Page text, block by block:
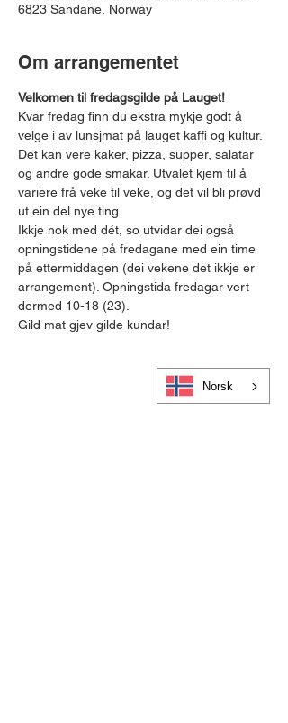
6823 Sandane, Norway
Om arrangementet
Velkomen til fredagsgilde på Lauget!
Kvar fredag finn du ekstra mykje godt å
velge i av lunsjmat på lauget kaffi og kultur.
Det kan vere kaker, pizza, supper, salatar
og andre gode smakar. Utvalet kjem til å
variere frå veke til veke, og det vil bli prøvd
ut ein del nye ting.
Ikkje nok med dét, so utvidar dei også
opningstidene på fredagane med ein time
på ettermiddagen (dei vekene det ikkje er
arrangement). Opningstida fredagar vert
dermed 10-18 (23).
Gild mat gjev gilde kundar!
Norsk